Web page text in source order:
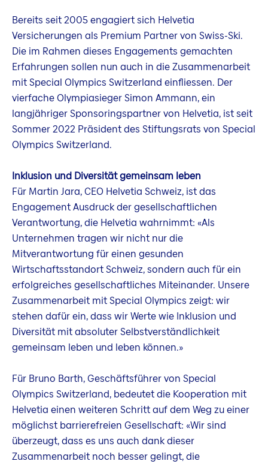
Bereits seit 2005 engagiert sich Helvetia
Versicherungen als Premium Partner von Swiss-Ski.
Die im Rahmen dieses Engagements gemachten
Erfahrungen sollen nun auch in die Zusammenarbeit
mit Special Olympics Switzerland einfliessen. Der
vierfache Olympiasieger Simon Ammann, ein
langjähriger Sponsoringspartner von Helvetia, ist seit
Sommer 2022 Präsident des Stiftungsrats von Special
Olympics Switzerland.
Inklusion und Diversität gemeinsam leben
Für Martin Jara, CEO Helvetia Schweiz, ist das
Engagement Ausdruck der gesellschaftlichen
Verantwortung, die Helvetia wahrnimmt: «Als
Unternehmen tragen wir nicht nur die
Mitverantwortung für einen gesunden
Wirtschaftsstandort Schweiz, sondern auch für ein
erfolgreiches gesellschaftliches Miteinander. Unsere
Zusammenarbeit mit Special Olympics zeigt: wir
stehen dafür ein, dass wir Werte wie Inklusion und
Diversität mit absoluter Selbstverständlichkeit
gemeinsam leben und leben können.»
Für Bruno Barth, Geschäftsführer von Special
Olympics Switzerland, bedeutet die Kooperation mit
Helvetia einen weiteren Schritt auf dem Weg zu einer
möglichst barrierefreien Gesellschaft: «Wir sind
überzeugt, dass es uns auch dank dieser
Zusammenarbeit noch besser gelingt, die